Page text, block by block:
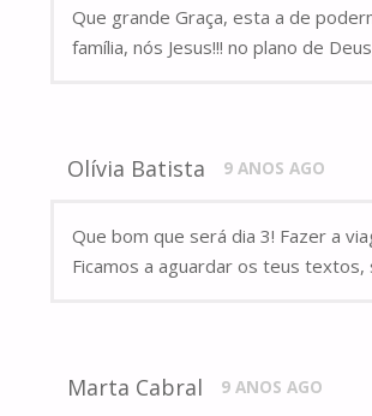
Que grande Graça, esta a de
família, nós Jesus!!! no plano de
Olívia Batista 9 ANOS AGO
Que bom que será dia 3! Fazer a
Ficamos a aguardar os teus
Marta Cabral 9 ANOS AGO